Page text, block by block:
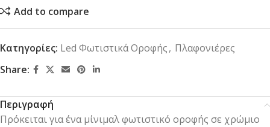
Add to compare
Κατηγορίες: Led Φωτιστικά Οροφής, Πλαφονιέρες
Share:
Περιγραφή
Πρόκειται για ένα μίνιμαλ φωτιστικό οροφής σε χρώμιο